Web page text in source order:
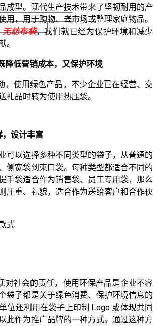
成型。现代生产技术带来了坚韧耐用的产
用，用于购物、去市场或整理家庭物品。
无纺布袋，我们就已经为保护环境和减少
。
降低营销成本，又保护环境
，使用绿色产品，不少企业已在经营、交
礼品时转为使用热压袋。
，设计丰富
可以选择多种不同类型的袋子，从普通的
侧宽袋到束口袋。每种类型都适合不同的
手袋适合作为销售袋、员工专用袋，那么
庄重、礼貌，适合作为送给客户和合作伙
对社会的责任，使用环保产品是企业不容
袋子都是关于绿色消费、保护环境信息的
位还利用在袋子上印制 Logo 或体现共同
此作为推广品牌的一种方式。通过这种方